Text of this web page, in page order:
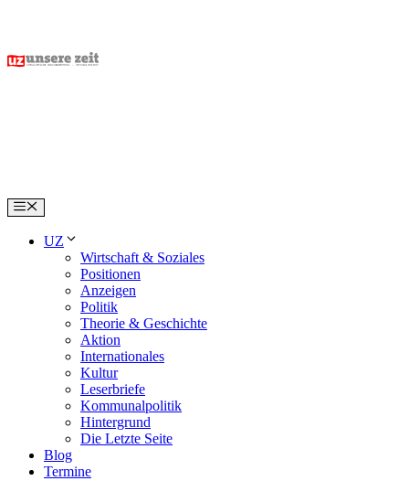
content
Menu
UZ
Wirtschaft & Soziales
Positionen
Anzeigen
Politik
Theorie & Geschichte
Aktion
Internationales
Kultur
Leserbriefe
Kommunalpolitik
Hintergrund
Die Letzte Seite
Blog
Termine